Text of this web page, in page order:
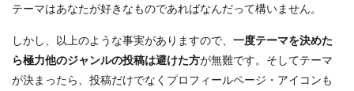
テーマはあなたが好きなものであればなんだって構いません。
しかし、以上のような事実がありますので、 一度テーマを決めた
ら極力他のジャンルの投稿は避けた方が無難です。そしてテーマ
が決まったら、投稿だけでなくプロフィールページ・アイコンも